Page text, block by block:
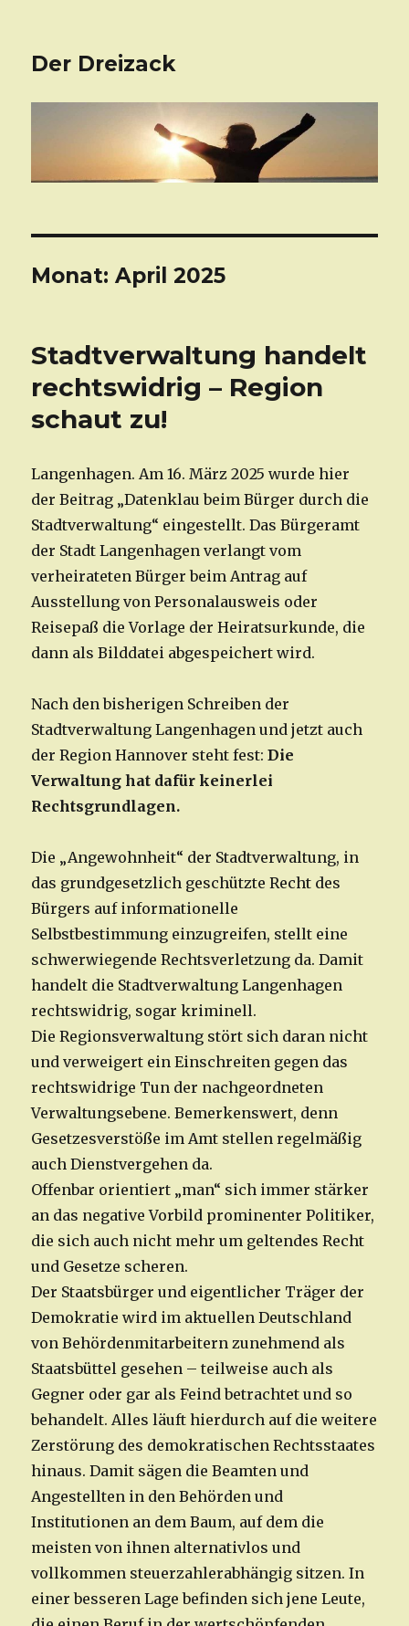
Der Dreizack
Monat: April 2025
Stadtverwaltung handelt
rechtswidrig – Region
schaut zu!
Langenhagen. Am 16. März 2025 wurde hier
der Beitrag „Datenklau beim Bürger durch die
Stadtverwaltung“ eingestellt. Das Bürgeramt
der Stadt Langenhagen verlangt vom
verheirateten Bürger beim Antrag auf
Ausstellung von Personalausweis oder
Reisepaß die Vorlage der Heiratsurkunde, die
dann als Bilddatei abgespeichert wird.
Nach den bisherigen Schreiben der
Stadtverwaltung Langenhagen und jetzt auch
der Region Hannover steht fest:Die
Verwaltung hat dafür keinerlei
Rechtsgrundlagen.
Die „Angewohnheit“ der Stadtverwaltung, in
das grundgesetzlich geschützte Recht des
Bürgers auf informationelle
Selbstbestimmung einzugreifen, stellt eine
schwerwiegende Rechtsverletzung da. Damit
handelt die Stadtverwaltung Langenhagen
rechtswidrig, sogar kriminell.
Die Regionsverwaltung stört sich daran nicht
und verweigert ein Einschreiten gegen das
rechtswidrige Tun der nachgeordneten
Verwaltungsebene. Bemerkenswert, denn
Gesetzesverstöße im Amt stellen regelmäßig
auch Dienstvergehen da.
Offenbar orientiert „man“ sich immer stärker
an das negative Vorbild prominenter Politiker,
die sich auch nicht mehr um geltendes Recht
und Gesetze scheren.
Der Staatsbürger und eigentlicher Träger der
Demokratie wird im aktuellen Deutschland
von Behördenmitarbeitern zunehmend als
Staatsbüttel gesehen – teilweise auch als
Gegner oder gar als Feind betrachtet und so
behandelt. Alles läuft hierdurch auf die weitere
Zerstörung des demokratischen Rechtsstaates
hinaus. Damit sägen die Beamten und
Angestellten in den Behörden und
Institutionen an dem Baum, auf dem die
meisten von ihnen alternativlos und
vollkommen steuerzahlerabhängig sitzen. In
einer besseren Lage befinden sich jene Leute,